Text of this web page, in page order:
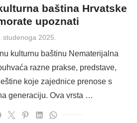
baština Hrvatske
upoznati
studenoga 2025.
kulturnu baštinu Nematerijalna
razne prakse, predstave,
koje zajednice prenose s
generaciju. Ova vrsta …